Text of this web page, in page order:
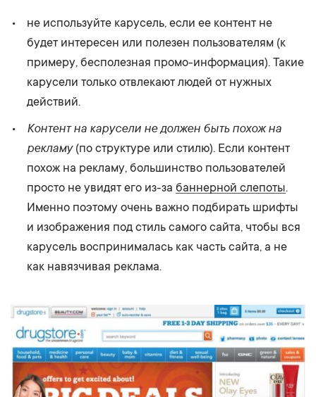
не используйте карусель, если ее контент не
будет интересен или полезен пользователям (к
примеру, бесполезная промо-информация). Такие
карусели только отвлекают людей от нужных
действий.
Контент на карусели не должен быть похож на
рекламу(по структуре или стилю). Если контент
похож на рекламу, большинство пользователей
просто не увидят его из-за баннерной слепоты.
Именно поэтому очень важно подбирать шрифты
и изображения под стиль самого сайта, чтобы вся
карусель воспринималась как часть сайта, а не
как навязчивая реклама.